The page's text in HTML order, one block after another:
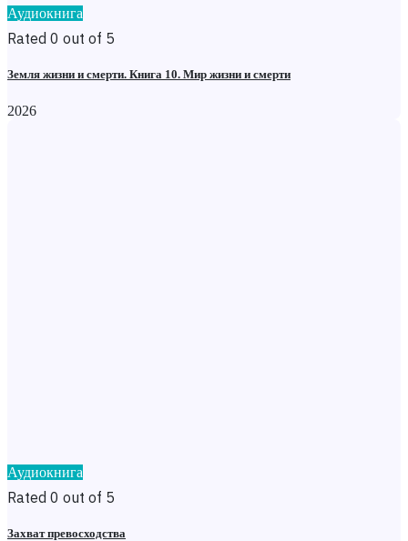
Аудиокнига
Rated 0 out of 5
Земля жизни и смерти. Книга 10. Мир жизни и смерти
2026
Аудиокнига
Rated 0 out of 5
Захват превосходства